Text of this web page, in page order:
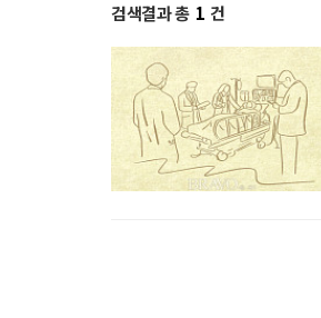
검색결과 총 1 건